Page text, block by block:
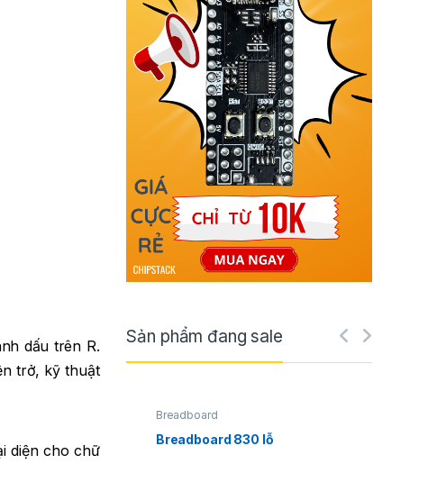
dấu trên R.
trở, kỹ thuật
diện cho chữ
Sản phẩm đang sale
Breadboard
Breadboard 830 lỗ